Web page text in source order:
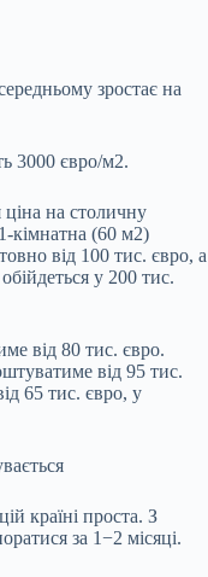
зростає на
3000 євро/м2.
на столичну
кімнатна (60 м2)
від 100 тис. євро, а
у 200 тис.
від 80 тис. євро.
від 95 тис.
65 тис. євро, у
країні проста. З
за 1−2 місяці.